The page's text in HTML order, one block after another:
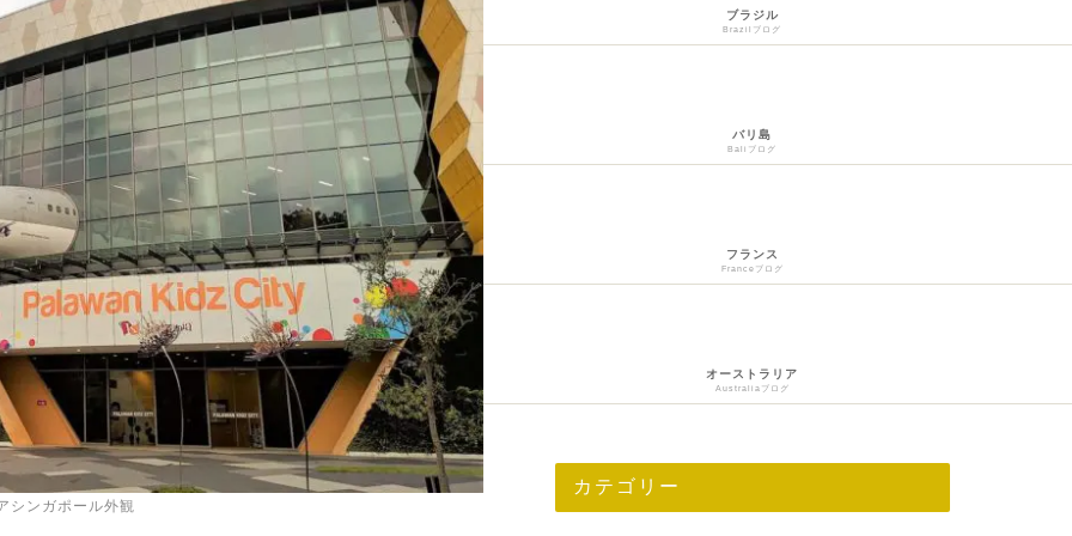
シンガポール外観
ブラジル
Brazilブログ
バリ島
Baliブログ
フランス
Franceブログ
オーストラリア
Australiaブログ
カテゴリー